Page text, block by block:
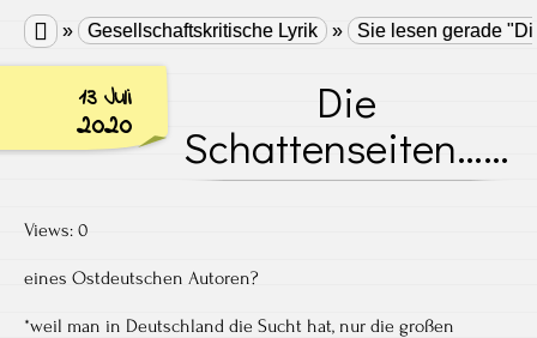
 » Gesellschaftskritische Lyrik » Sie lesen gerade
13 Juli
2020
Die
Schattenseiten……
Views: 0
eines Ostdeutschen Autoren?
*weil man in Deutschland die Sucht hat, nur die großen